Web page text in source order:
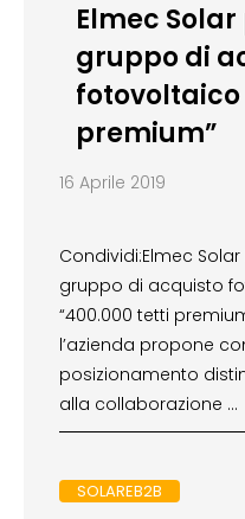
Elmec
gruppo di
premium”
16 Aprile 2019
Condividi:Elmec
gruppo di acquisto
“400.000 tetti
l’azienda propone
posizionamento
alla collaborazione …
SOLAREB2B